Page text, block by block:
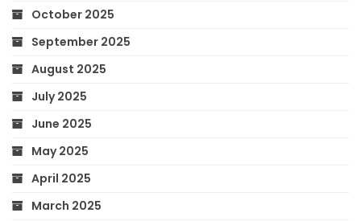
October 2025
September 2025
August 2025
July 2025
June 2025
May 2025
April 2025
March 2025